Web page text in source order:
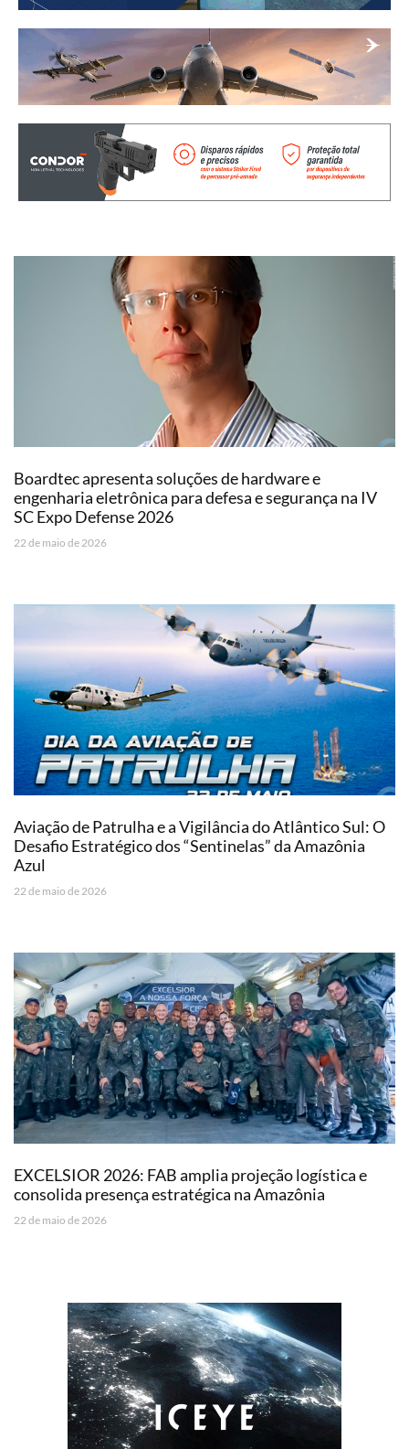
Boardtec apresenta soluções de hardware e
engenharia eletrônica para defesa e segurança na IV
SC Expo Defense 2026
22 de maio de 2026
Aviação de Patrulha e a Vigilância do Atlântico Sul: O
Desafio Estratégico dos “Sentinelas” da Amazônia
Azul
22 de maio de 2026
EXCELSIOR 2026: FAB amplia projeção logística e
consolida presença estratégica na Amazônia
22 de maio de 2026